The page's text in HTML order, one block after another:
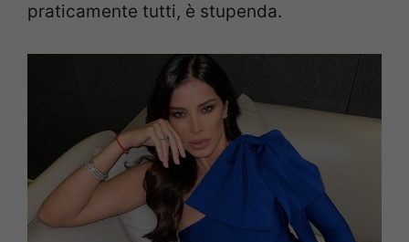
praticamente tutti, è stupenda.